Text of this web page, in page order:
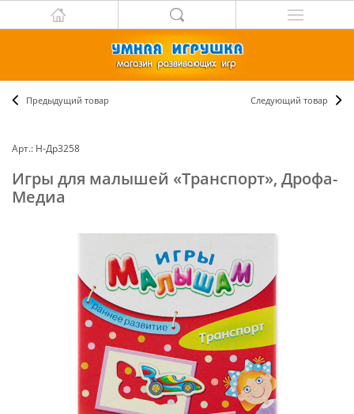
Предыдущий товар Следующий товар
Арт.: Н-Др3258
Игры для малышей «Транспорт», Дрофа-
Медиа